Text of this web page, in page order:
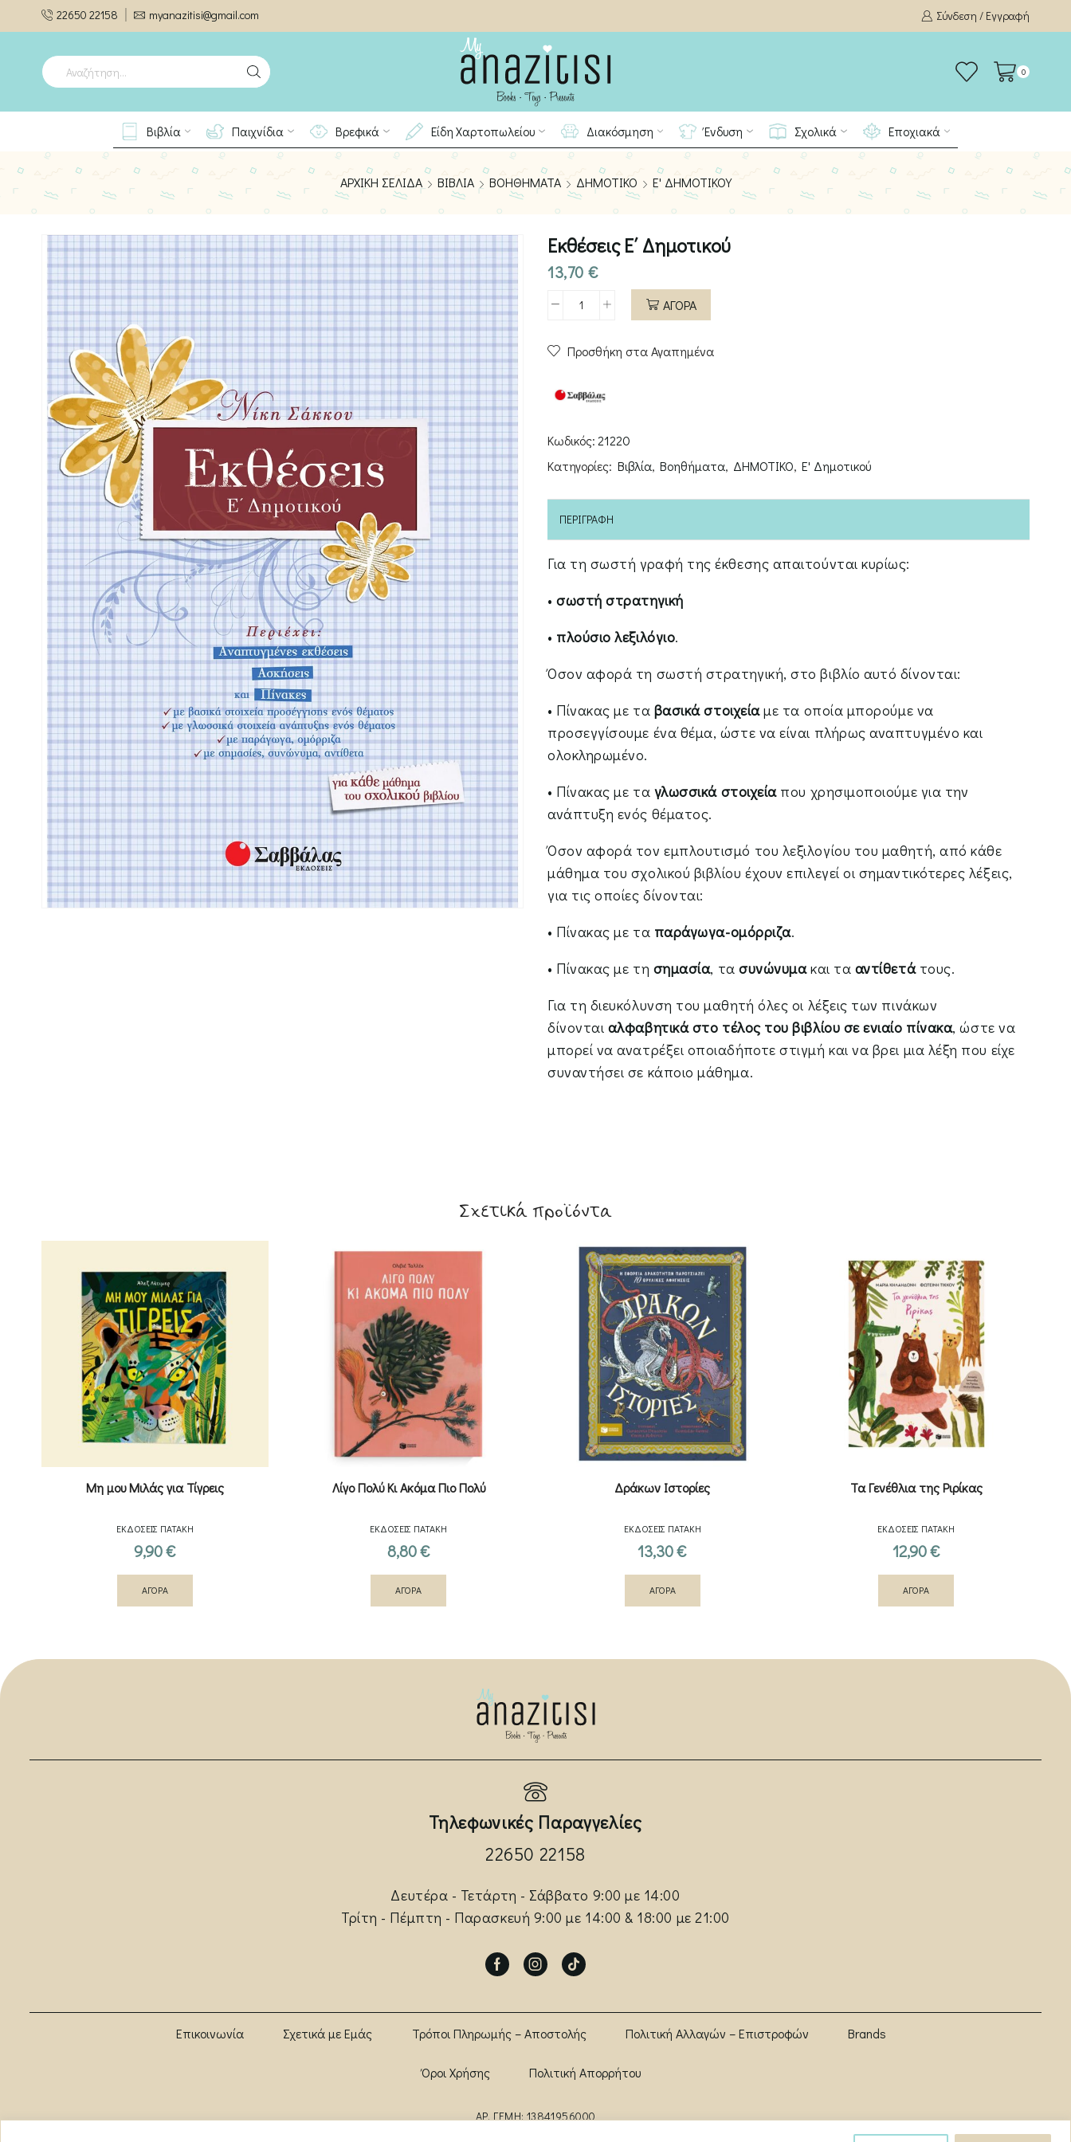
22650 22158 myanazitisi@gmail.com Σύνδεση / Εγγραφή
0
Βιβλία Παιχνίδια Βρεφικά Είδη Χαρτοπωλείου Διακόσμηση Ένδυση Σχολικά Εποχιακά
ΑΡΧΙΚΉ ΣΕΛΊΔΑ ΒΙΒΛΊΑ ΒΟΗΘΉΜΑΤΑ ΔΗΜΟΤΙΚΟ Ε' ΔΗΜΟΤΙΚΟΎ
Εκθέσεις Ε΄ Δημοτικού
13,70 €
Εκθέσεις
Δημοτικού
ΑΓΟΡΑ
Προσθήκη στα Αγαπημένα
Κωδικός:21220
Κατηγορίες: Βιβλία, Βοηθήματα, ΔΗΜΟΤΙΚΟ, Ε' Δημοτικού
ΠΕΡΙΓΡΑΦΉ
Για τη σωστή γραφή της έκθεσης απαιτούνται κυρίως:
•σωστή στρατηγική
• πλούσιο λεξιλόγιο.
Όσον αφορά τη σωστή στρατηγική, στο βιβλίο αυτό δίνονται:
• Πίνακας με τα βασικά στοιχείαμε τα οποία μπορούμε να
προσεγγίσουμε ένα θέμα, ώστε να είναι πλήρως αναπτυγμένο και
ολοκληρωμένο.
• Πίνακας με τα γλωσσικά στοιχεία που χρησιμοποιούμε για την
ανάπτυξη ενός θέματος.
Όσον αφορά τον εμπλουτισμό του λεξιλογίου του μαθητή, από κάθε
μάθημα του σχολικού βιβλίου έχουν επιλεγεί οι σημαντικότερες λέξεις,
για τις οποίες δίνονται:
• Πίνακας με τα παράγωγα-ομόρριζα.
• Πίνακας με τη σημασία, τασυνώνυμακαι τα αντίθετά τους.
Για τη διευκόλυνση του μαθητή όλες οι λέξεις των πινάκων
δίνονται αλφαβητικά στο τέλος του βιβλίου σε ενιαίο πίνακα, ώστε να
μπορεί να ανατρέξει οποιαδήποτε στιγμή και να βρει μια λέξη που είχε
συναντήσει σε κάποιο μάθημα.
Σχετικά προϊόντα
Μη μου Μιλάς για Τίγρεις
ΕΚΔΟΣΕΙΣ ΠΑΤΑΚΗ
9,90€
ΑΓΟΡΑ
Λίγο Πολύ Κι Ακόμα Πιο Πολύ
ΕΚΔΟΣΕΙΣ ΠΑΤΑΚΗ
8,80€
ΑΓΟΡΑ
Δράκων Ιστορίες
ΕΚΔΟΣΕΙΣ ΠΑΤΑΚΗ
13,30€
ΑΓΟΡΑ
Τα Γενέθλια της Ριρίκας
ΕΚΔΟΣΕΙΣ ΠΑΤΑΚΗ
12,90€
ΑΓΟΡΑ
Τηλεφωνικές Παραγγελίες
22650 22158
Δευτέρα - Τετάρτη - Σάββατο 9:00 με 14:00
Τρίτη - Πέμπτη - Παρασκευή 9:00 με 14:00 & 18:00 με 21:00
FacebookInstagram
Tik-
Επικοινωνία Σχετικά με Εμάς Τρόποι Πληρωμής – Αποστολής Πολιτική Αλλαγών – Επιστροφών Brands
Όροι Χρήσης Πολιτική Απορρήτου
ΑΡ. ΓΕΜΗ: 13841956000